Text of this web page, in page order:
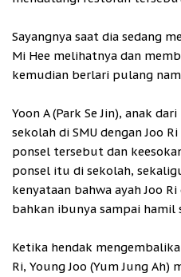
Sayangnya saat dia sedang
Mi Hee melihatnya dan
kemudian berlari pulang
Yoon A (Park Se Jin), anak
sekolah di SMU dengan Joo
ponsel tersebut dan
ponsel itu di sekolah,
kenyataan bahwa ayah Joo
bahkan ibunya sampai hamil
Ketika hendak
Ri, Young Joo (Yum Jung Ah)